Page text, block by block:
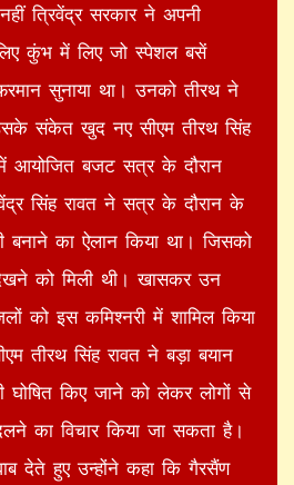
त्रिवेंद्र सरकार ने अपनी
कुंभ में लिए जो स्पेशल बसें
सुनाया था। उनको तीरथ ने
संकेत खुद नए सीएम तीरथ सिंह
आयोजित बजट सत्र के दौरान
सिंह रावत ने सत्र के दौरान के
बनाने का ऐलान किया था। जिसको
को मिली थी। खासकर उन
को इस कमिश्नरी में शामिल किया
तीरथ सिंह रावत ने बड़ा बयान
घोषित किए जाने को लेकर लोगों से
का विचार किया जा सकता है।
देते हुए उन्होंने कहा कि गैरसैंण